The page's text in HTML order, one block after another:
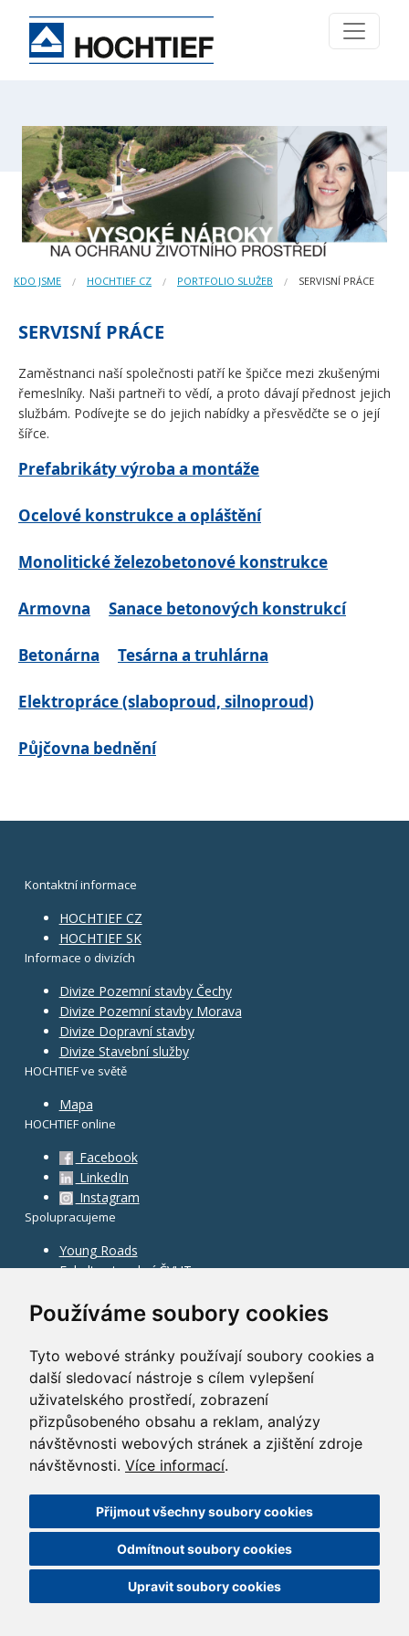
Používáme soubory cookies
Tyto webové stránky používají soubory cookies a
další sledovací nástroje s cílem vylepšení
uživatelského prostředí, zobrazení
přizpůsobeného obsahu a reklam, analýzy
návštěvnosti webových stránek a zjištění zdroje
návštěvnosti. Více informací.
Přijmout všechny soubory cookies
Odmítnout soubory cookies
Upravit soubory cookies
KDO JSME HOCHTIEF CZ PORTFOLIO SLUŽEB SERVISNÍ PRÁCE
SERVISNÍ PRÁCE
Zaměstnanci naší společnosti patří ke špičce mezi zkušenými
řemeslníky. Naši partneři to vědí, a proto dávají přednost jejich
službám. Podívejte se do jejich nabídky a přesvědčte se o její
šířce.
Prefabrikáty výroba a montáže
Ocelové konstrukce a opláštění
Monolitické železobetonové konstrukce
Armovna Sanace betonových konstrukcí
Betonárna Tesárna a truhlárna
Elektropráce (slaboproud, silnoproud)
Půjčovna bednění
Kontaktní informace
HOCHTIEF CZ
HOCHTIEF SK
Informace o divizích
Divize Pozemní stavby Čechy
Divize Pozemní stavby Morava
Divize Dopravní stavby
Divize Stavební služby
HOCHTIEF ve světě
Mapa
HOCHTIEF online
Facebook
LinkedIn
Instagram
Spolupracujeme
Young Roads
Fakulta stavební ČVUT
©2010–2026HOCHTIEF CZ a.s.
Nastavení cookies| Powered by: